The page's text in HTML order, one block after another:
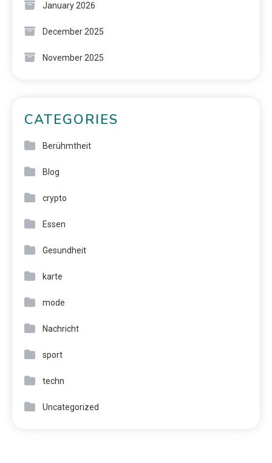
January 2026
December 2025
November 2025
CATEGORIES
Berühmtheit
Blog
crypto
Essen
Gesundheit
karte
mode
Nachricht
sport
techn
Uncategorized